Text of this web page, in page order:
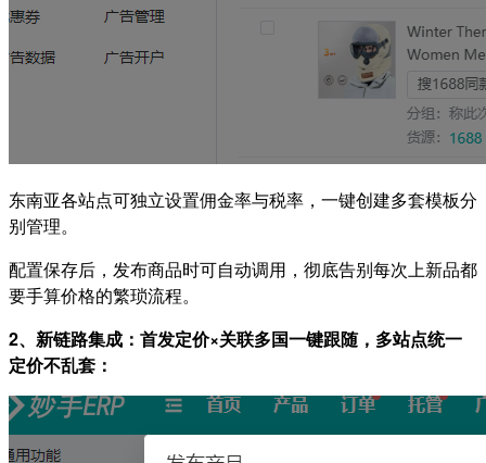
东南亚各站点可独立设置佣金率与税率，一键创建多套模板分
别管理。
配置保存后，发布商品时可自动调用，彻底告别每次上新品都
要手算价格的繁琐流程。
2、新链路集成：首发定价×关联多国一键跟随，多站点统一
定价不乱套：